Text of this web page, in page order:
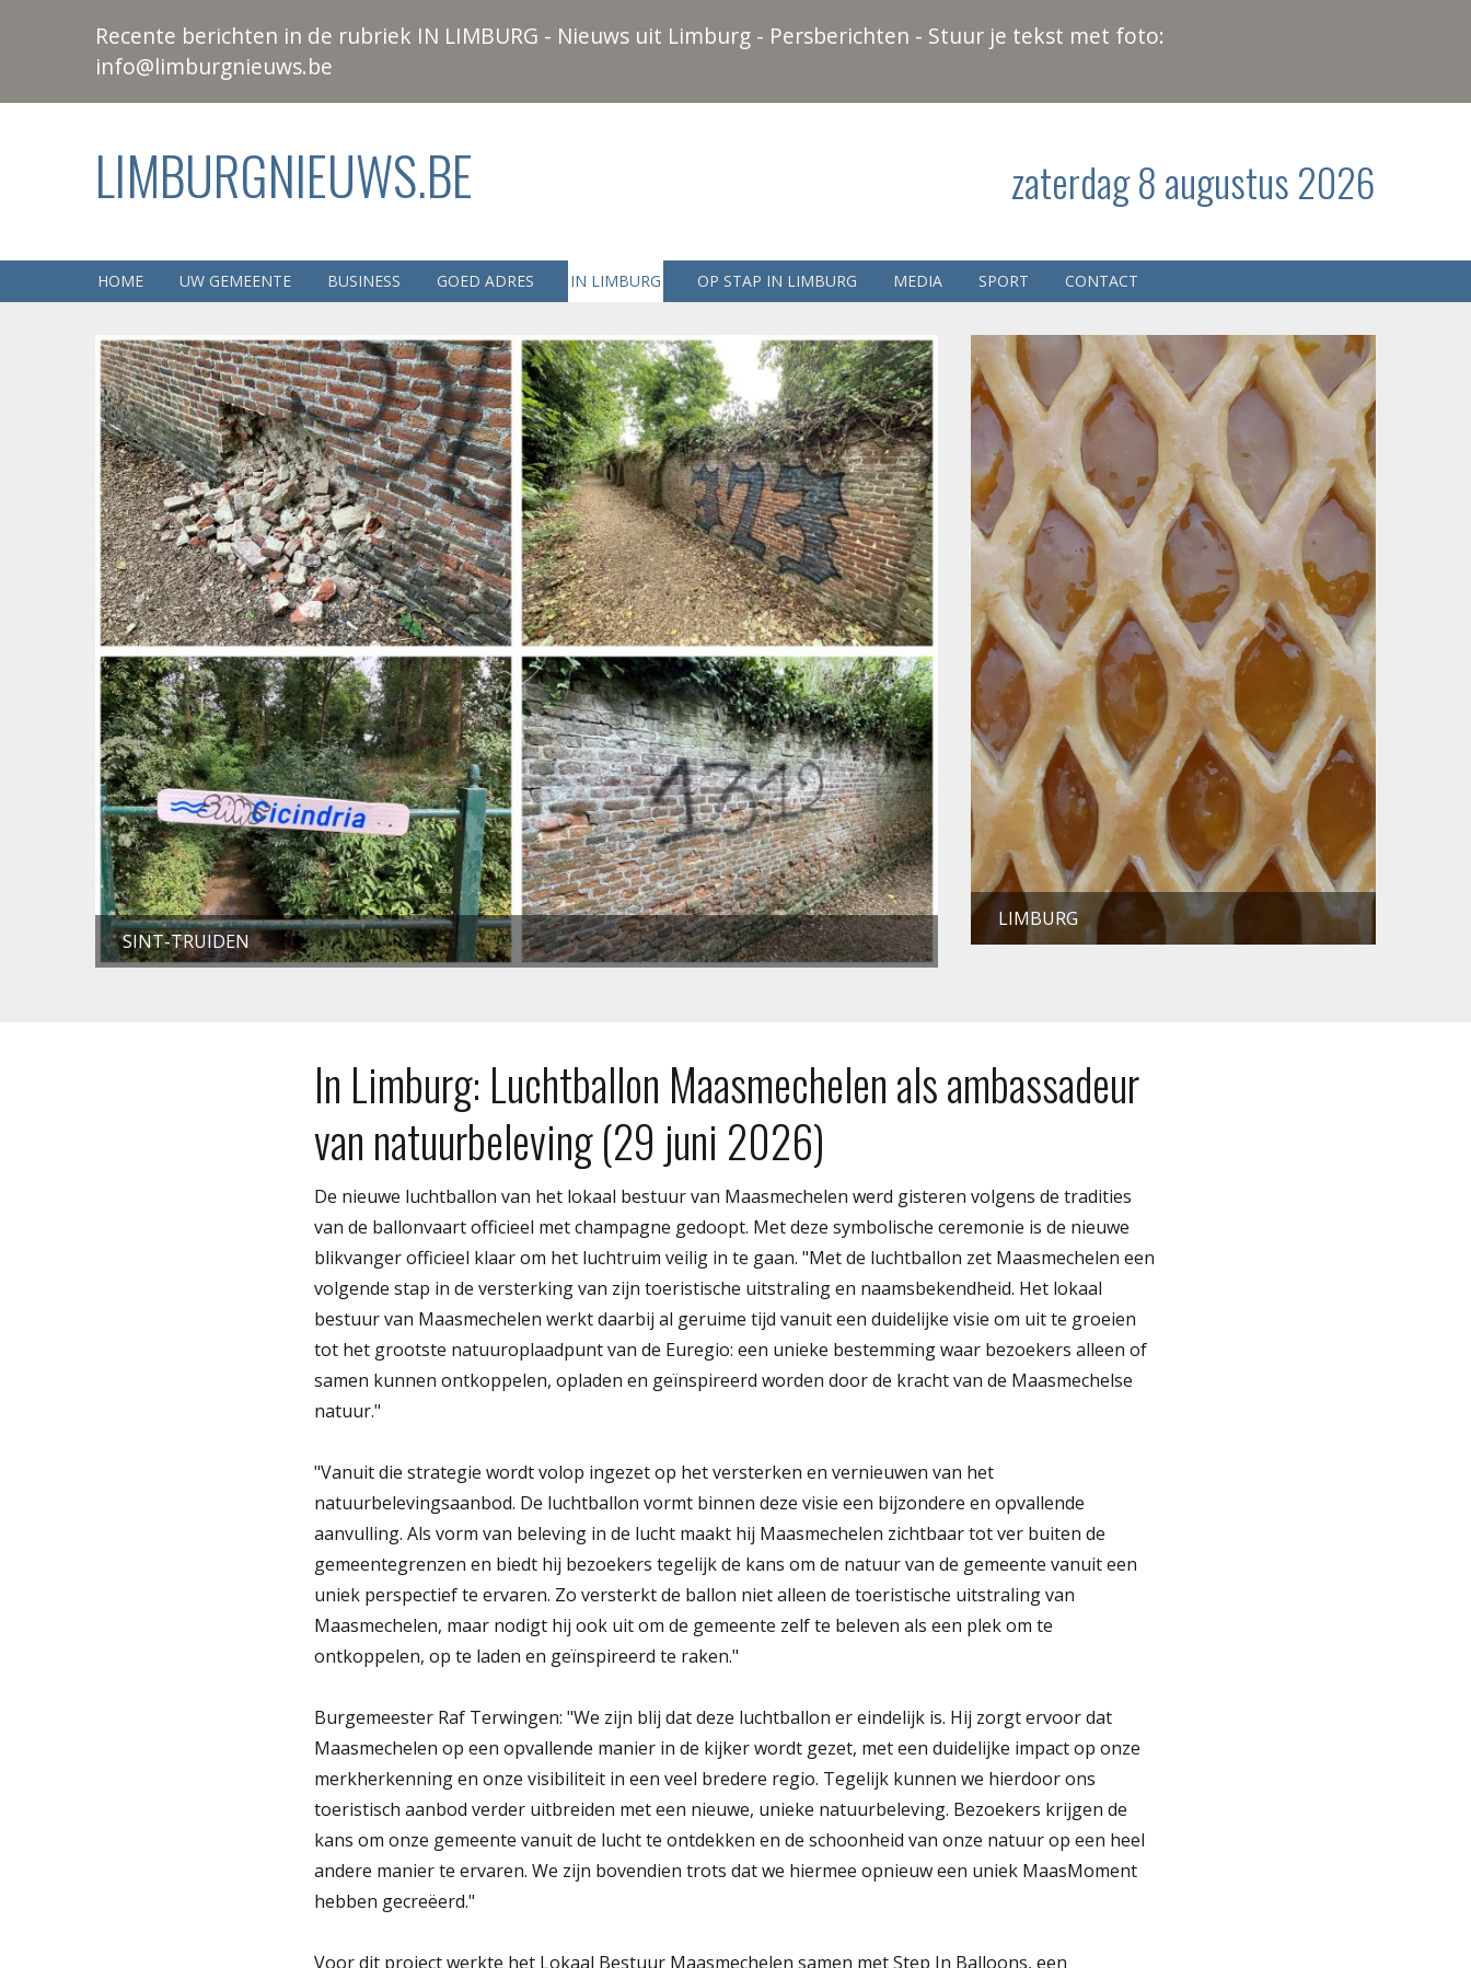
Recente berichten in de rubriek IN LIMBURG - Nieuws uit Limburg - Persberichten - Stuur je tekst met foto:
info@limburgnieuws.be
LIMBURGNIEUWS.BE zaterdag 8 augustus 2026
HOME UW GEMEENTE BUSINESS GOED ADRES IN LIMBURG OP STAP IN LIMBURG MEDIA SPORT CONTACT
SINT-TRUIDEN
LIMBURG
In Limburg: Luchtballon Maasmechelen als ambassadeur
van natuurbeleving (29 juni 2026)
De nieuwe luchtballon van het lokaal bestuur van Maasmechelen werd gisteren volgens de tradities
van de ballonvaart officieel met champagne gedoopt. Met deze symbolische ceremonie is de nieuwe
blikvanger officieel klaar om het luchtruim veilig in te gaan. "Met de luchtballon zet Maasmechelen een
volgende stap in de versterking van zijn toeristische uitstraling en naamsbekendheid. Het lokaal
bestuur van Maasmechelen werkt daarbij al geruime tijd vanuit een duidelijke visie om uit te groeien
tot het grootste natuuroplaadpunt van de Euregio: een unieke bestemming waar bezoekers alleen of
samen kunnen ontkoppelen, opladen en geïnspireerd worden door de kracht van de Maasmechelse
natuur."
"Vanuit die strategie wordt volop ingezet op het versterken en vernieuwen van het
natuurbelevingsaanbod. De luchtballon vormt binnen deze visie een bijzondere en opvallende
aanvulling. Als vorm van beleving in de lucht maakt hij Maasmechelen zichtbaar tot ver buiten de
gemeentegrenzen en biedt hij bezoekers tegelijk de kans om de natuur van de gemeente vanuit een
uniek perspectief te ervaren. Zo versterkt de ballon niet alleen de toeristische uitstraling van
Maasmechelen, maar nodigt hij ook uit om de gemeente zelf te beleven als een plek om te
ontkoppelen, op te laden en geïnspireerd te raken."
Burgemeester Raf Terwingen: "We zijn blij dat deze luchtballon er eindelijk is. Hij zorgt ervoor dat
Maasmechelen op een opvallende manier in de kijker wordt gezet, met een duidelijke impact op onze
merkherkenning en onze visibiliteit in een veel bredere regio. Tegelijk kunnen we hierdoor ons
toeristisch aanbod verder uitbreiden met een nieuwe, unieke natuurbeleving. Bezoekers krijgen de
kans om onze gemeente vanuit de lucht te ontdekken en de schoonheid van onze natuur op een heel
andere manier te ervaren. We zijn bovendien trots dat we hiermee opnieuw een uniek MaasMoment
hebben gecreëerd."
Voor dit project werkte het Lokaal Bestuur Maasmechelen samen met Step In Balloons, een